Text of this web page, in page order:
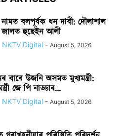
বলপূৰ্বক ধন দাবী: দৌলাশাল
জালত হুছেইন আলী
NKTV Digital - August 5, 2026
বাবে উজনি অসমত মুখ্যমন্ত্ৰী:
জে পি নাড্ডাৰ...
NKTV Digital - August 5, 2026